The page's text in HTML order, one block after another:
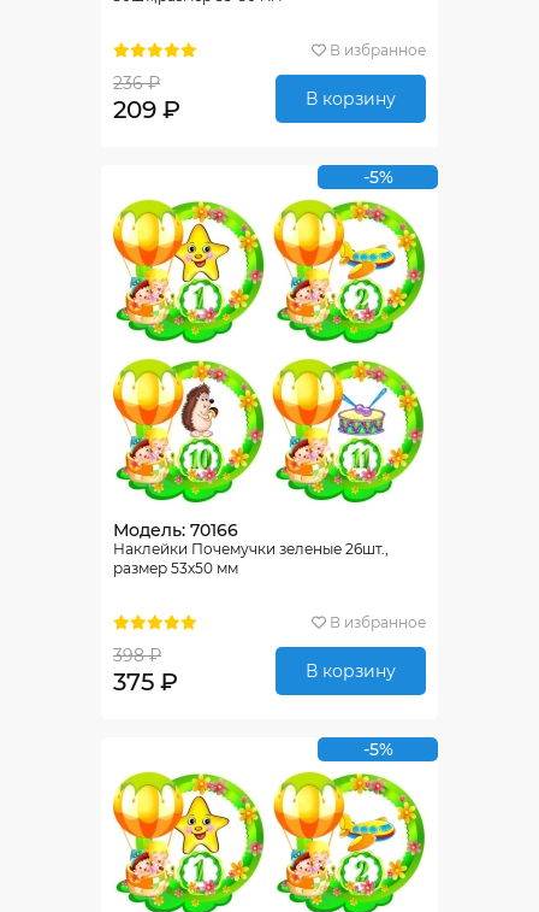
В избранное
236 ₽
209 ₽ В корзину
-5%
Модель: 70166
Наклейки Почемучки зеленые 26шт.,
размер 53х50 мм
В избранное
398 ₽
375 ₽ В корзину
-5%